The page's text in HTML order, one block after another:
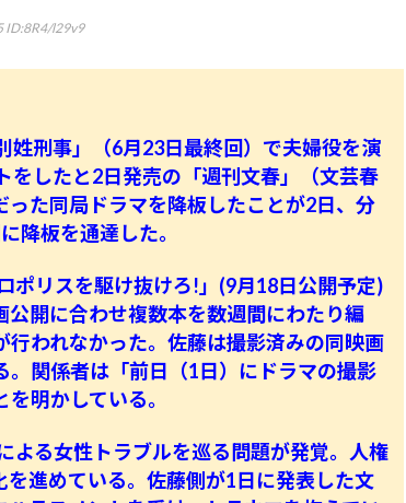
ID:8R4/l29v9
姓刑事」（6月23日最終回）で夫婦役を演
をしたと2日発売の「週刊文春」（文芸春
た同局ドラマを降板したことが2日、分
降板を通達した。
ポリスを駆け抜けろ!」(9月18日公開予定)
開に合わせ複数本を数週間にわたり編
われなかった。佐藤は撮影済みの同映画
関係者は「前日（1日）にドラマの撮影
明かしている。
よる女性トラブルを巡る問題が発覚。人権
進めている。佐藤側が1日に発表した文